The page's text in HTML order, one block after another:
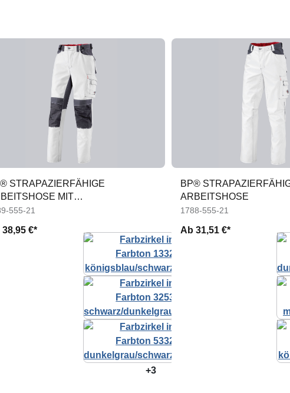
STRAPAZIERFÄHIGE
MIT
555-21
38,95 €*
+3
BP®
ARBEITSHOSE
1788-555-21
Ab 31,51 €*